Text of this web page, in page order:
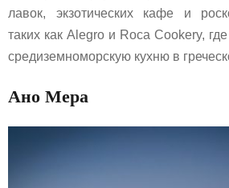
лавок, экзотических кафе и
таких как Alegro и Roca Cookery,
средиземноморскую кухню в
Ано Мера